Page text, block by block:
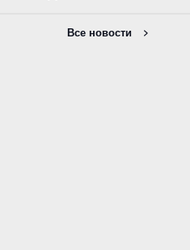
Все новости